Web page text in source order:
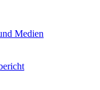
Medien